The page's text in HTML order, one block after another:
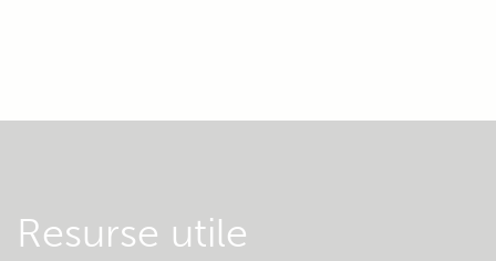
Resurse utile